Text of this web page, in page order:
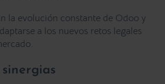
la evolución constante de Odoo y
a los nuevos retos legales